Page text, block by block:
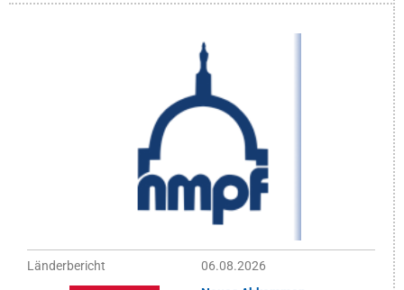
Länderbericht
06.08.2026